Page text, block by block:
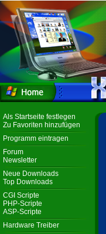
Als Startseite festlegen
Zu Favoriten hinzufügen
Programm eintragen
Forum
Newsletter
Neue Downloads
Top Downloads
CGI Scripte
PHP-Scripte
ASP-Scripte
Hardware Treiber